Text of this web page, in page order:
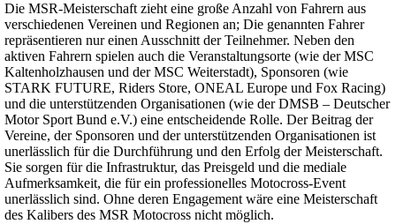
Die MSR-Meisterschaft zieht eine große Anzahl von Fahrern aus
verschiedenen Vereinen und Regionen an; Die genannten Fahrer
repräsentieren nur einen Ausschnitt der Teilnehmer. Neben den
aktiven Fahrern spielen auch die Veranstaltungsorte (wie der MSC
Kaltenholzhausen und der MSC Weiterstadt), Sponsoren (wie
STARK FUTURE, Riders Store, ONEAL Europe und Fox Racing)
und die unterstützenden Organisationen (wie der DMSB – Deutscher
Motor Sport Bund e.V.) eine entscheidende Rolle. Der Beitrag der
Vereine, der Sponsoren und der unterstützenden Organisationen ist
unerlässlich für die Durchführung und den Erfolg der Meisterschaft.
Sie sorgen für die Infrastruktur, das Preisgeld und die mediale
Aufmerksamkeit, die für ein professionelles Motocross-Event
unerlässlich sind. Ohne deren Engagement wäre eine Meisterschaft
des Kalibers des MSR Motocross nicht möglich.